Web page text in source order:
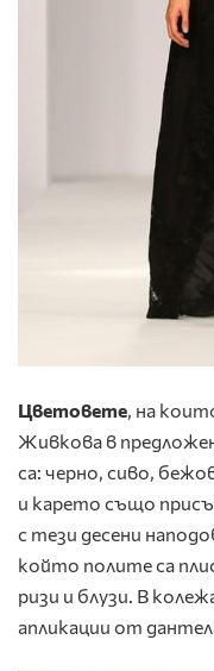
Цветовете, на
Живкова в
са: черно, сиво,
и карето също
с тези десени
който полите са
ризи и блузи. В
апликации от